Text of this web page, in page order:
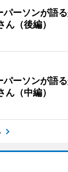
パーソンが語る
（後編）
パーソンが語る
（中編）